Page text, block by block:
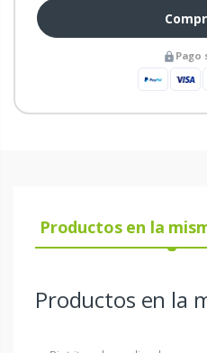
Pago
Productos en la
Productos en la